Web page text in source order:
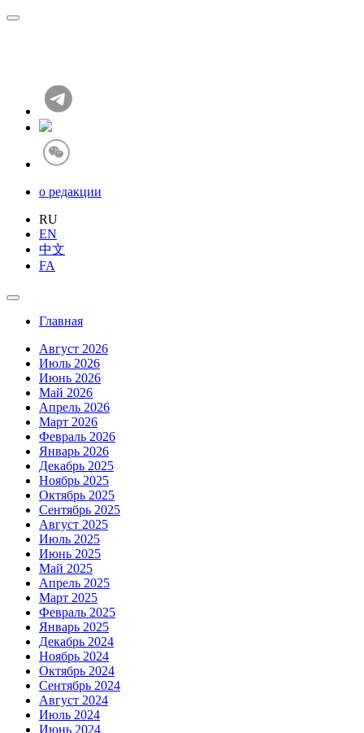
о редакции
RU
EN
中文
FA
Главная
Август 2026
Июль 2026
Июнь 2026
Май 2026
Апрель 2026
Март 2026
Февраль 2026
Январь 2026
Декабрь 2025
Ноябрь 2025
Октябрь 2025
Сентябрь 2025
Август 2025
Июль 2025
Июнь 2025
Май 2025
Апрель 2025
Март 2025
Февраль 2025
Январь 2025
Декабрь 2024
Ноябрь 2024
Октябрь 2024
Сентябрь 2024
Август 2024
Июль 2024
Июнь 2024